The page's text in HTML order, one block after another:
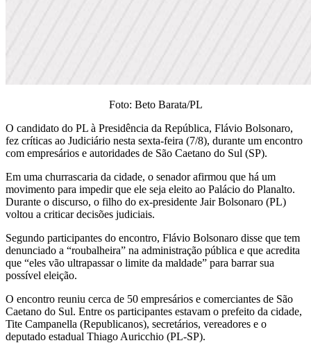
Foto: Beto Barata/PL
O candidato do PL à Presidência da República, Flávio Bolsonaro,
fez críticas ao Judiciário nesta sexta-feira (7/8), durante um encontro
com empresários e autoridades de São Caetano do Sul (SP).
Em uma churrascaria da cidade, o senador afirmou que há um
movimento para impedir que ele seja eleito ao Palácio do Planalto.
Durante o discurso, o filho do ex-presidente Jair Bolsonaro (PL)
voltou a criticar decisões judiciais.
Segundo participantes do encontro, Flávio Bolsonaro disse que tem
denunciado a “roubalheira” na administração pública e que acredita
que “eles vão ultrapassar o limite da maldade” para barrar sua
possível eleição.
O encontro reuniu cerca de 50 empresários e comerciantes de São
Caetano do Sul. Entre os participantes estavam o prefeito da cidade,
Tite Campanella (Republicanos), secretários, vereadores e o
deputado estadual Thiago Auricchio (PL-SP).